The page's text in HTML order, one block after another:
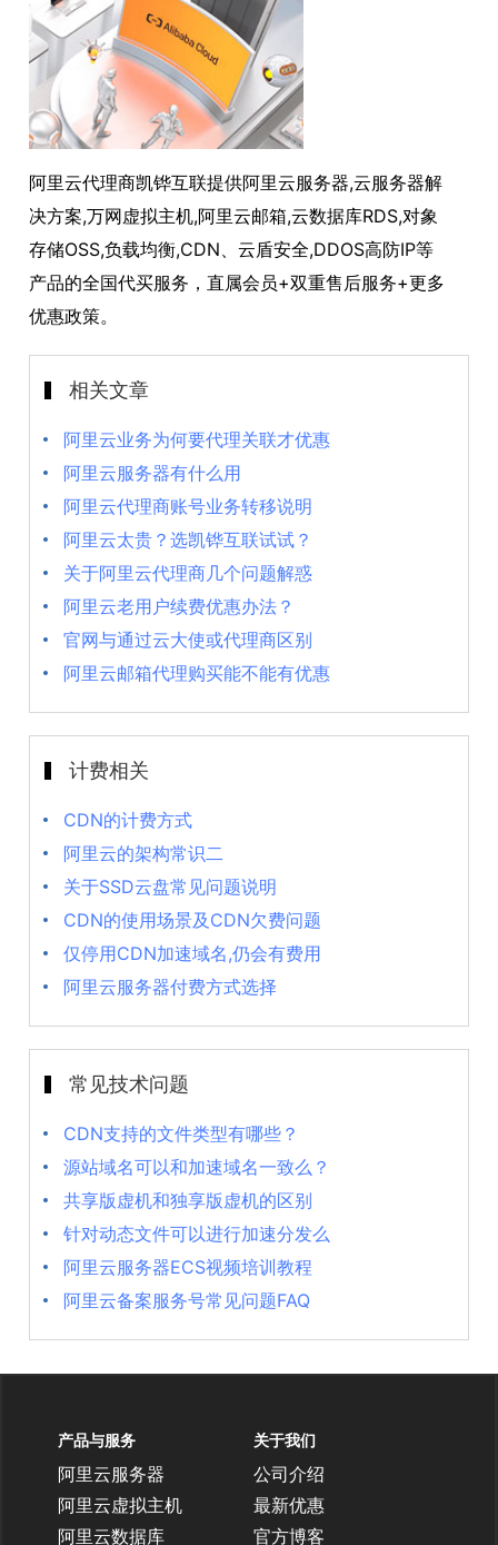
阿里云代理商凯铧互联提供阿里云服务器,云服务器解
决方案,万网虚拟主机,阿里云邮箱,云数据库RDS,对象
存储OSS,负载均衡,CDN、云盾安全,DDOS高防IP等
产品的全国代买服务，直属会员+双重售后服务+更多
优惠政策。
相关文章
阿里云业务为何要代理关联才优惠
阿里云服务器有什么用
阿里云代理商账号业务转移说明
阿里云太贵？选凯铧互联试试？
关于阿里云代理商几个问题解惑
阿里云老用户续费优惠办法？
官网与通过云大使或代理商区别
阿里云邮箱代理购买能不能有优惠
计费相关
CDN的计费方式
阿里云的架构常识二
关于SSD云盘常见问题说明
CDN的使用场景及CDN欠费问题
仅停用CDN加速域名,仍会有费用
阿里云服务器付费方式选择
常见技术问题
CDN支持的文件类型有哪些？
源站域名可以和加速域名一致么？
共享版虚机和独享版虚机的区别
针对动态文件可以进行加速分发么
阿里云服务器ECS视频培训教程
阿里云备案服务号常见问题FAQ
产品与服务
阿里云服务器
阿里云虚拟主机
阿里云数据库
关于我们
公司介绍
最新优惠
官方博客